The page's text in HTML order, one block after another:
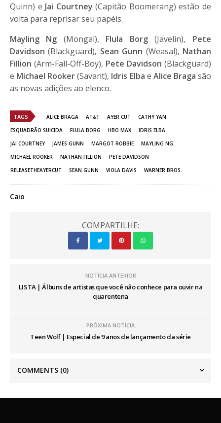
Quinn) e Jai Courtney (Capitão Boomerang) estão de
volta para reprisar seu papéis.
Mayling Ng (Mongal), Flula Borg(Javelin), Pete
Davidson (Blackguard), Sean Gunn (Weasal), Nathan
Fillion (Arm-Fall-Off-Boy), Pete Davidson (Blackguard)
e Michael Rooker(Savant), Idris Elba e Alice Braga são
as novas adições ao elenco.
TAGS ALICE BRAGA AT&T AYER CUT
CATHY YAN
ESQUADRÃO SUICIDA
FLULA BORG HBO MAX
IDRIS ELBA
JAI COURTNEY
JAMES GUNN MARGOT ROBBIE
MAYLING NG
MICHAEL ROOKER
NATHAN FILLION
PETE DAVIDSON
RELEASETHEAYERCUT
SEAN GUNN VIOLA DAVIS WARNER BROS.
Caio
COMPARTILHE:
NOTÍCIA ANTERIOR
LISTA | Álbuns de artistas que você não conhece para ouvir na
quarentena
PRÓXIMA NOTÍCIA
Teen Wolf | Especial de 9 anos de lançamento da série
COMMENTS (0)